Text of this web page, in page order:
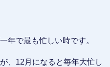
年で最も忙しい時です。
、12月になると毎年大忙し